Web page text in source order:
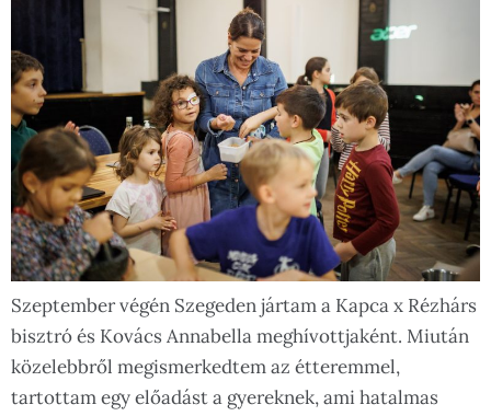
Szeptember végén Szegeden jártam a Kapca x Rézhárs
bisztró és Kovács Annabella meghívottjaként. Miután
közelebbről megismerkedtem az étteremmel,
tartottam egy előadást a gyereknek, ami hatalmas